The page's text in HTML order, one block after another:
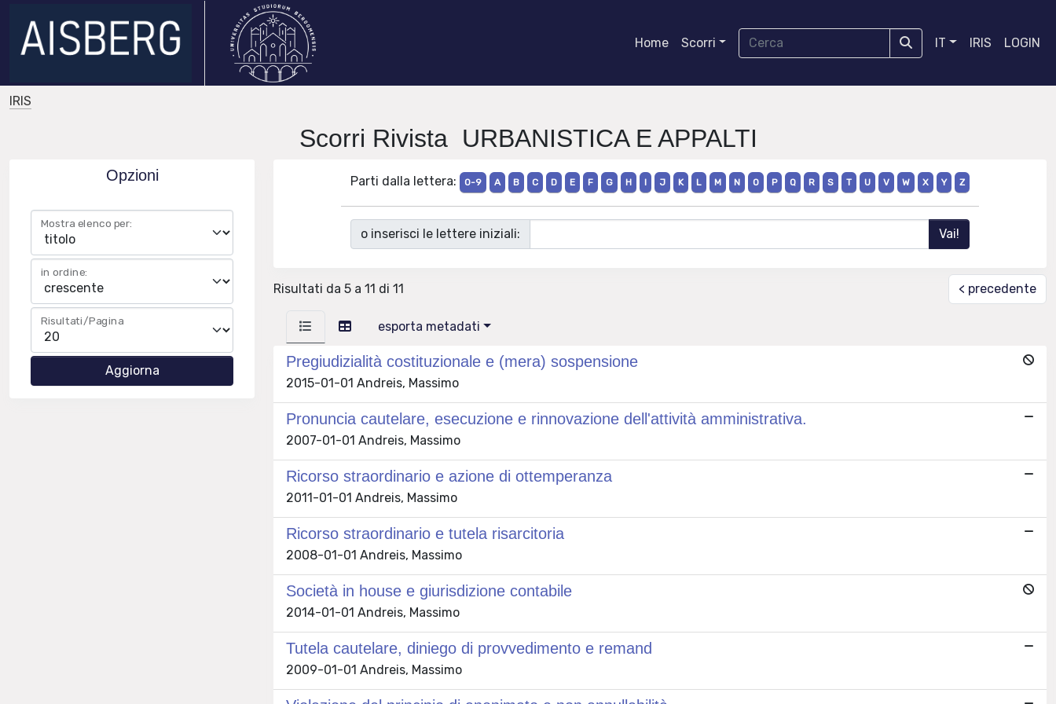
Home Scorri IT IRIS LOGIN
IRIS
Scorri Rivista URBANISTICA E APPALTI
Opzioni
Mostra elenco per:
in ordine:
Risultati/Pagina
Parti dalla lettera: 0-9 A B C D E F G H I J K L M N O P Q R S T U V W X Y Z
o inserisci le lettere iniziali:
Risultati da 5 a 11 di 11 < precedente
esporta metadati
Pregiudizialità costituzionale e (mera) sospensione
2015-01-01 Andreis, Massimo
Pronuncia cautelare, esecuzione e rinnovazione dell'attività amministrativa.
2007-01-01 Andreis, Massimo
Ricorso straordinario e azione di ottemperanza
2011-01-01 Andreis, Massimo
Ricorso straordinario e tutela risarcitoria
2008-01-01 Andreis, Massimo
Società in house e giurisdizione contabile
2014-01-01 Andreis, Massimo
Tutela cautelare, diniego di provvedimento e remand
2009-01-01 Andreis, Massimo